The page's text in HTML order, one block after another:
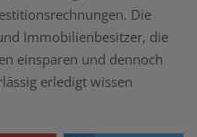
Die
Immobilienbesitzer, die
einsparen und dennoch
erledigt wissen